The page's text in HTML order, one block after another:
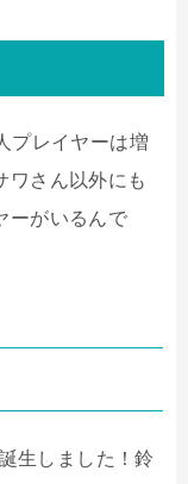
プレイヤーは増
ワさん以外にも
ーがいるんで
生しました！鈴